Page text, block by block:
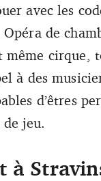
avec les
de
même cirque,
à des
d’êtres
jeu.
à